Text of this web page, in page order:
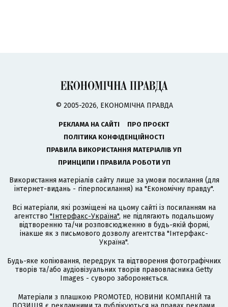
© 2005-2026, ЕКОНОМІЧНА ПРАВДА
РЕКЛАМА НА САЙТІ
ПРО ПРОЄКТ
ПОЛІТИКА КОНФІДЕНЦІЙНОСТІ
ПРАВИЛА ВИКОРИСТАННЯ МАТЕРІАЛІВ УП
ПРИНЦИПИ І ПРАВИЛА РОБОТИ УП
Використання матеріалів сайту лише за умови посилання (для
інтернет-видань - гіперпосилання) на "Економічну правду".
Всі матеріали, які розміщені на цьому сайті із посиланням на
агентство "Інтерфакс-Україна", не підлягають подальшому
відтворенню та/чи розповсюдженню в будь-якій формі,
інакше як з письмового дозволу агентства "Інтерфакс-
Україна".
Будь-яке копіювання, передрук та відтворення фотографічних
творів та/або аудіовізуальних творів правовласника Getty
Images - суворо забороняється.
Матеріали з плашкою PROMOTED, НОВИНИ КОМПАНІЙ та